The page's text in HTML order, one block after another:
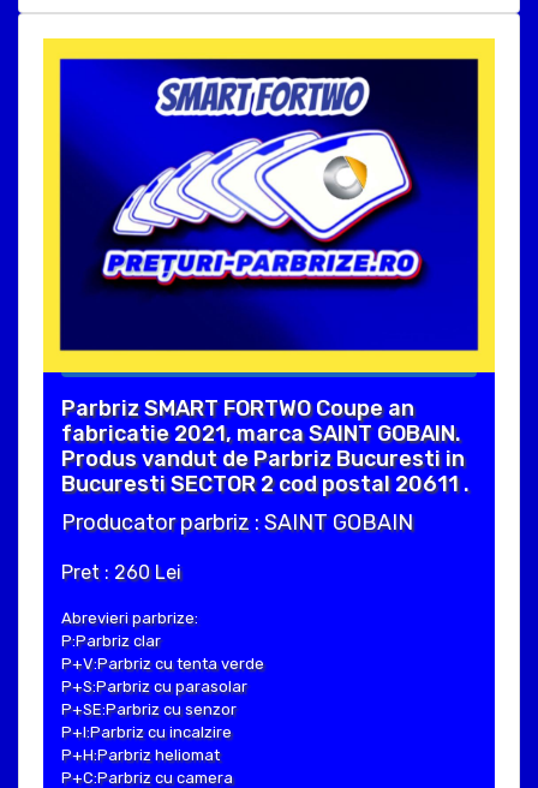
Parbriz SMART FORTWO Coupe an
fabricatie 2021, marca SAINT GOBAIN.
Produs vandut de Parbriz Bucuresti in
Bucuresti SECTOR 2 cod postal 20611 .
Producator parbriz : SAINT GOBAIN
Pret : 260 Lei
Abrevieri parbrize:
P:Parbriz clar
P+V:Parbriz cu tenta verde
P+S:Parbriz cu parasolar
P+SE:Parbriz cu senzor
P+I:Parbriz cu incalzire
P+H:Parbriz heliomat
P+C:Parbriz cu camera